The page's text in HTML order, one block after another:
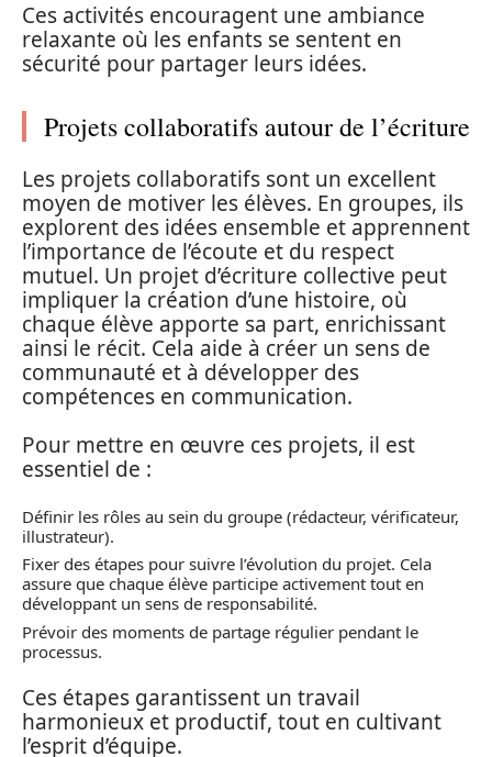
Ces activités encouragent une ambiance
relaxante où les enfants se sentent en
sécurité pour partager leurs idées.
Projets collaboratifs autour de l’écriture
Les projets collaboratifs sont un excellent
moyen de motiver les élèves. En groupes, ils
explorent des idées ensemble et apprennent
l’importance de l’écoute et du respect
mutuel. Un projet d’écriture collective peut
impliquer la création d’une histoire, où
chaque élève apporte sa part, enrichissant
ainsi le récit. Cela aide à créer un sens de
communauté et à développer des
compétences en communication.
Pour mettre en œuvre ces projets, il est
essentiel de :
Définir les rôles au sein du groupe (rédacteur, vérificateur,
illustrateur).
Fixer des étapes pour suivre l’évolution du projet. Cela
assure que chaque élève participe activement tout en
développant un sens de responsabilité.
Prévoir des moments de partage régulier pendant le
processus.
Ces étapes garantissent un travail
harmonieux et productif, tout en cultivant
l’esprit d’équipe.